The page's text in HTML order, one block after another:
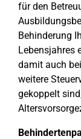
für den
Behinderung
Lebensjahres
damit auch
weitere
gekoppelt